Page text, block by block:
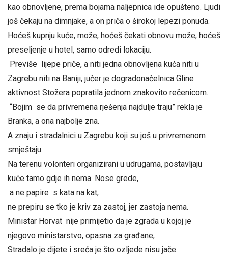
kao obnovljene, prema bojama naljepnica ide opušteno. Ljudi
još čekaju na dimnjake, a on priča o širokoj lepezi ponuda.
Hoćeš kupnju kuće, može, hoćeš čekati obnovu može, hoćeš
preseljenje u hotel, samo odredi lokaciju.
Previše lijepe priče, a niti jedna obnovljena kuća niti u
Zagrebu niti na Baniji, jučer je dogradonačelnica Gline
aktivnost Stožera popratila jednom znakovito rečenicom.
“Bojim se da privremena rješenja najdulje traju” rekla je
Branka, a ona najbolje zna.
A znaju i stradalnici u Zagrebu koji su još u privremenom
smještaju.
Na terenu volonteri organizirani u udrugama, postavljaju
kuće tamo gdje ih nema. Nose grede,
a ne papire s kata na kat,
ne prepiru se tko je kriv za zastoj, jer zastoja nema.
Ministar Horvat nije primijetio da je zgrada u kojoj je
njegovo ministarstvo, opasna za građane,
Stradalo je dijete i sreća je što ozljede nisu jače.